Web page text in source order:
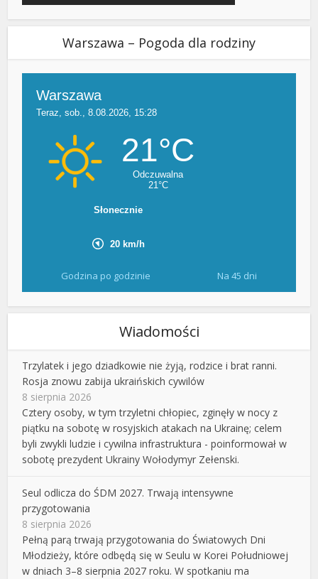
Warszawa – Pogoda dla rodziny
Godzina po godzinie Na 45 dni
Wiadomości
Trzylatek i jego dziadkowie nie żyją, rodzice i brat ranni.
Rosja znowu zabija ukraińskich cywilów
8 sierpnia 2026
Cztery osoby, w tym trzyletni chłopiec, zginęły w nocy z
piątku na sobotę w rosyjskich atakach na Ukrainę; celem
byli zwykli ludzie i cywilna infrastruktura - poinformował w
sobotę prezydent Ukrainy Wołodymyr Zełenski.
Seul odlicza do ŚDM 2027. Trwają intensywne
przygotowania
8 sierpnia 2026
Pełną parą trwają przygotowania do Światowych Dni
Młodzieży, które odbędą się w Seulu w Korei Południowej
w dniach 3–8 sierpnia 2027 roku. W spotkaniu ma